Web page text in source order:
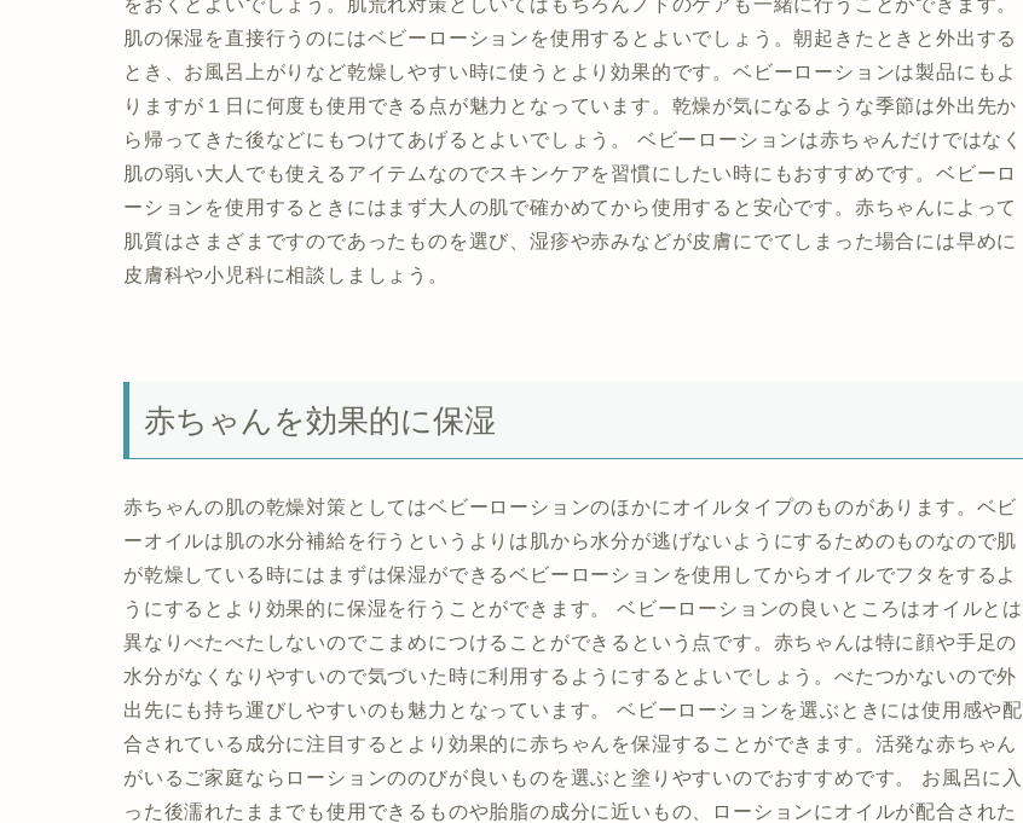
をおくとよいでしょう。肌荒れ対策としいてはもちろんノドのケアも一緒に行うことができます。
肌の保湿を直接行うのにはベビーローションを使用するとよいでしょう。朝起きたときと外出する
とき、お風呂上がりなど乾燥しやすい時に使うとより効果的です。ベビーローションは製品にもよ
りますが１日に何度も使用できる点が魅力となっています。乾燥が気になるような季節は外出先か
ら帰ってきた後などにもつけてあげるとよいでしょう。 ベビーローションは赤ちゃんだけではなく
肌の弱い大人でも使えるアイテムなのでスキンケアを習慣にしたい時にもおすすめです。ベビーロ
ーションを使用するときにはまず大人の肌で確かめてから使用すると安心です。赤ちゃんによって
肌質はさまざまですのであったものを選び、湿疹や赤みなどが皮膚にでてしまった場合には早めに
皮膚科や小児科に相談しましょう。
赤ちゃんを効果的に保湿
赤ちゃんの肌の乾燥対策としてはベビーローションのほかにオイルタイプのものがあります。ベビ
ーオイルは肌の水分補給を行うというよりは肌から水分が逃げないようにするためのものなので肌
が乾燥している時にはまずは保湿ができるベビーローションを使用してからオイルでフタをするよ
うにするとより効果的に保湿を行うことができます。 ベビーローションの良いところはオイルとは
異なりべたべたしないのでこまめにつけることができるという点です。赤ちゃんは特に顔や手足の
水分がなくなりやすいので気づいた時に利用するようにするとよいでしょう。べたつかないので外
出先にも持ち運びしやすいのも魅力となっています。 ベビーローションを選ぶときには使用感や配
合されている成分に注目するとより効果的に赤ちゃんを保湿することができます。活発な赤ちゃん
がいるご家庭ならローションののびが良いものを選ぶと塗りやすいのでおすすめです。 お風呂に入
った後濡れたままでも使用できるものや胎脂の成分に近いもの、ローションにオイルが配合された